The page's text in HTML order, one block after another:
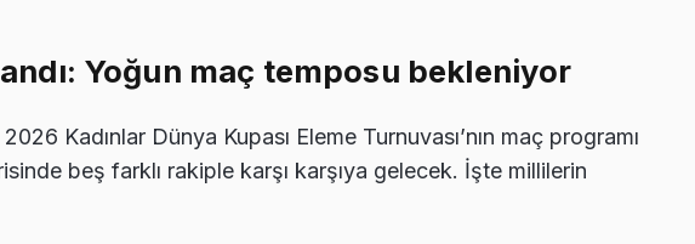
Yoğun maç temposu bekleniyor
Kadınlar Dünya Kupası Eleme Turnuvası’nın maç programı
beş farklı rakiple karşı karşıya gelecek. İşte millilerin